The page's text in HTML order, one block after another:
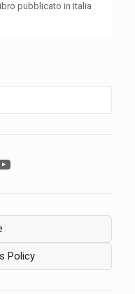
pubblicato in Italia
Policy